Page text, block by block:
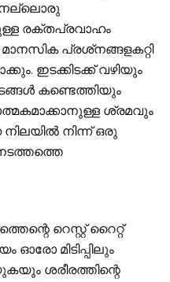
നല്ലൊരു
രക്തപ്രവാഹം
പ്രശ്‌നങ്ങളകറ്റി
ഇടക്കിടക്ക് വഴിയും
കണ്ടെത്തിയും
ശ്രമവും
നിന്ന് ഒരു
റെസ്റ്റ് റൈറ്റ്
മിടിപ്പിലും
ശരീരത്തിന്റെ